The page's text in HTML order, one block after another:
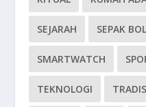
SEJARAH SEPAK
SMARTWATCH
TEKNOLOGI